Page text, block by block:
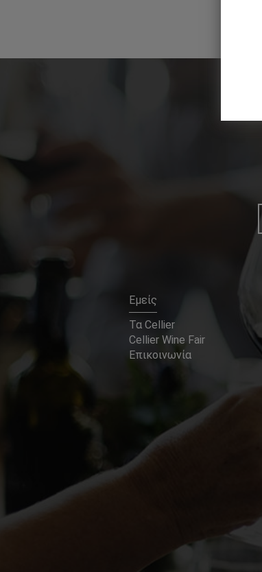
Εμείς
Τα Cellier
Cellier Wine Fair
Επικοινωνία